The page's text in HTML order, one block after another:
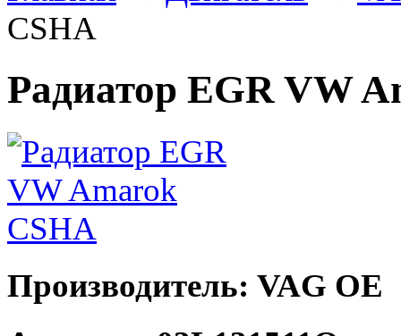
CSHA
Радиатор EGR VW
Производитель: VAG OE